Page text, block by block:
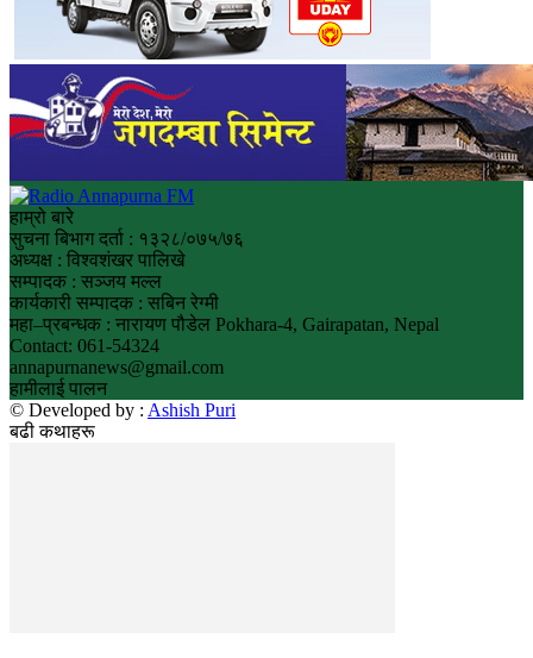
हाम्रो बारे
सुचना बिभाग दर्ता : १३२८/०७५/७६
अध्यक्ष : विश्वशंखर पालिखे
सम्पादक : सञ्जय मल्ल
कार्यकारी सम्पादक : सबिन रेग्मी
महा–प्रबन्धक : नारायण पौडेल Pokhara-4, Gairapatan, Nepal
Contact: 061-54324
annapurnanews@gmail.com
हामीलाई पालन
© Developed by : Ashish Puri
बढी कथाहरू